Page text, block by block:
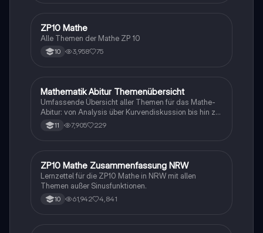
Mathe
ZP10 Mathe
Alle Themen der Mathe ZP 10
10 3,958 75
Mathe
Mathematik Abitur Themenübersicht
Umfassende Übersicht aller Themen für das Mathe-
Abitur: von Analysis über Kurvendiskussion bis hin zu
Integralrechnung und Stochastik. Ideal für die
Prüfungsvorbereitung mit detaillierten Inhalten zu
11 7,905 229
Mathe
ZP10 Mathe Zusammenfassung NRW
Lernzettel für die ZP10 Mathe in NRW mit allen
Themen außer Sinusfunktionen.
10 61,942 4,841